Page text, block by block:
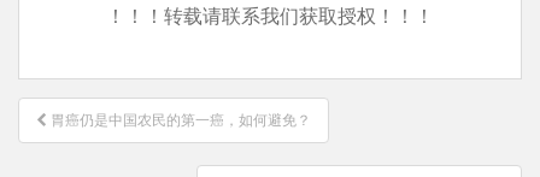
！！！转载请联系我们获取授权！！！
文
章
胃癌仍是中国农民的第一癌，如何避免？